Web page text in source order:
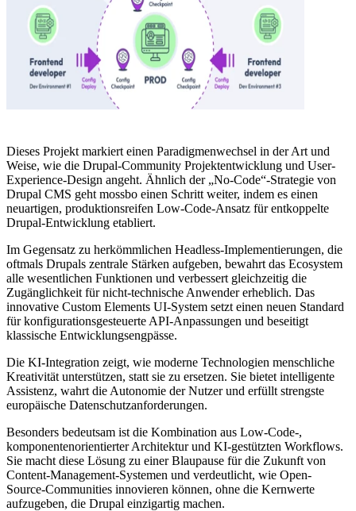
Dieses Projekt markiert einen Paradigmenwechsel in der Art und
Weise, wie die Drupal-Community Projektentwicklung und User-
Experience-Design angeht. Ähnlich der „No-Code“-Strategie von
Drupal CMS geht mossbo einen Schritt weiter, indem es einen
neuartigen, produktionsreifen Low-Code-Ansatz für entkoppelte
Drupal-Entwicklung etabliert.
Im Gegensatz zu herkömmlichen Headless-Implementierungen, die
oftmals Drupals zentrale Stärken aufgeben, bewahrt das Ecosystem
alle wesentlichen Funktionen und verbessert gleichzeitig die
Zugänglichkeit für nicht-technische Anwender erheblich. Das
innovative Custom Elements UI-System setzt einen neuen Standard
für konfigurationsgesteuerte API-Anpassungen und beseitigt
klassische Entwicklungsengpässe.
Die KI-Integration zeigt, wie moderne Technologien menschliche
Kreativität unterstützen, statt sie zu ersetzen. Sie bietet intelligente
Assistenz, wahrt die Autonomie der Nutzer und erfüllt strengste
europäische Datenschutzanforderungen.
Besonders bedeutsam ist die Kombination aus Low-Code-,
komponentenorientierter Architektur und KI-gestützten Workflows.
Sie macht diese Lösung zu einer Blaupause für die Zukunft von
Content-Management-Systemen und verdeutlicht, wie Open-
Source-Communities innovieren können, ohne die Kernwerte
aufzugeben, die Drupal einzigartig machen.